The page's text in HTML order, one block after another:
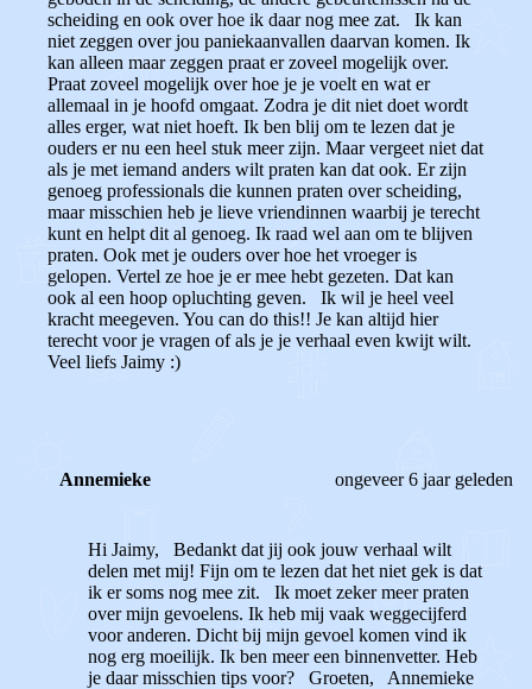
scheiding en ook over hoe ik daar nog mee zat. Ik kan
niet zeggen over jou paniekaanvallen daarvan komen. Ik
kan alleen maar zeggen praat er zoveel mogelijk over.
Praat zoveel mogelijk over hoe je je voelt en wat er
allemaal in je hoofd omgaat. Zodra je dit niet doet wordt
alles erger, wat niet hoeft. Ik ben blij om te lezen dat je
ouders er nu een heel stuk meer zijn. Maar vergeet niet dat
als je met iemand anders wilt praten kan dat ook. Er zijn
genoeg professionals die kunnen praten over scheiding,
maar misschien heb je lieve vriendinnen waarbij je terecht
kunt en helpt dit al genoeg. Ik raad wel aan om te blijven
praten. Ook met je ouders over hoe het vroeger is
gelopen. Vertel ze hoe je er mee hebt gezeten. Dat kan
ook al een hoop opluchting geven. Ik wil je heel veel
kracht meegeven. You can do this!! Je kan altijd hier
terecht voor je vragen of als je je verhaal even kwijt wilt.
Veel liefs Jaimy :)
Annemieke ongeveer 6 jaar geleden
Hi Jaimy, Bedankt dat jij ook jouw verhaal wilt
delen met mij! Fijn om te lezen dat het niet gek is dat
ik er soms nog mee zit. Ik moet zeker meer praten
over mijn gevoelens. Ik heb mij vaak weggecijferd
voor anderen. Dicht bij mijn gevoel komen vind ik
nog erg moeilijk. Ik ben meer een binnenvetter. Heb
je daar misschien tips voor? Groeten, Annemieke